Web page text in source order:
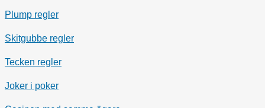
Plump regler
Skitgubbe regler
Tecken regler
Joker i poker